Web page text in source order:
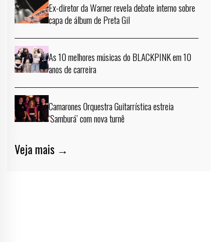
Ex-diretor da Warner revela debate interno sobre
capa de álbum de Preta Gil
As 10 melhores músicas do BLACKPINK em 10
anos de carreira
Camarones Orquestra Guitarrística estreia
‘Samburá’ com nova turnê
Veja mais →